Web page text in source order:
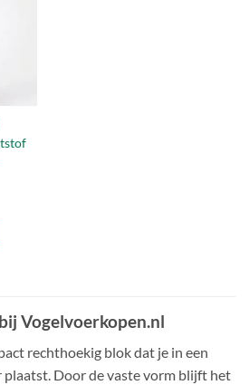
Vogelvoerkopen.nl
rechthoekig blok dat je in een
Door de vaste vorm blijft het